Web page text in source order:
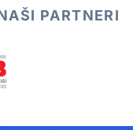
PARTNERI